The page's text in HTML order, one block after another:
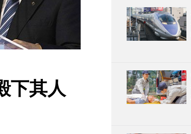
生活
東京
下其人